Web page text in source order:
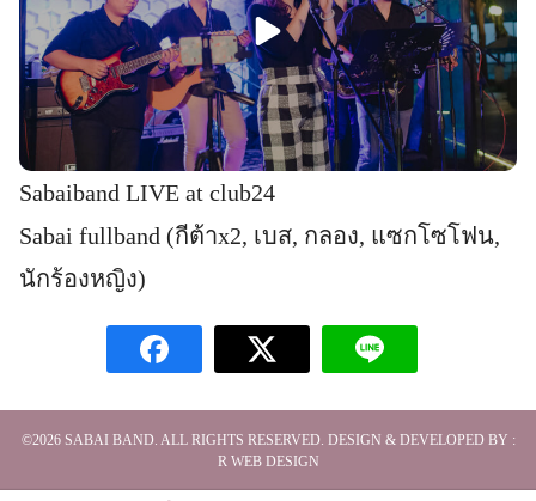
Sabaiband LIVE at club24
Sabai fullband (กีต้าx2, เบส, กลอง, แซกโซโฟน,
นักร้องหญิง)
©2026 SABAI BAND . ALL RIGHTS RESERVED. DESIGN & DEVELOPED BY :
R WEB DESIGN